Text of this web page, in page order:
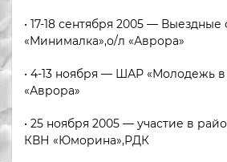
• 17-18 сентября 2005 — Выездные
«Минималка»,о/л «Аврора»
• 4-13 ноября — ШАР «Молодежь в
«Аврора»
• 25 ноября 2005 — участие в
КВН «Юморина»,РДК